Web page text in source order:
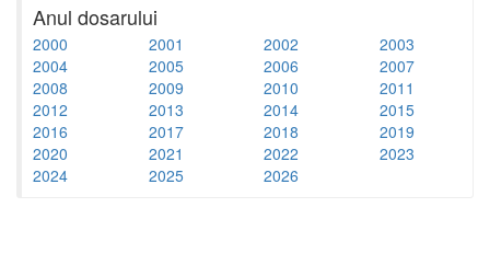
Anul dosarului
2000 2001 2002
2003
2004
2005 2006
2007
2008
2009 2010
2011
2012
2013 2014
2015
2016
2017 2018
2019
2020
2021 2022
2023
2024
2025 2026